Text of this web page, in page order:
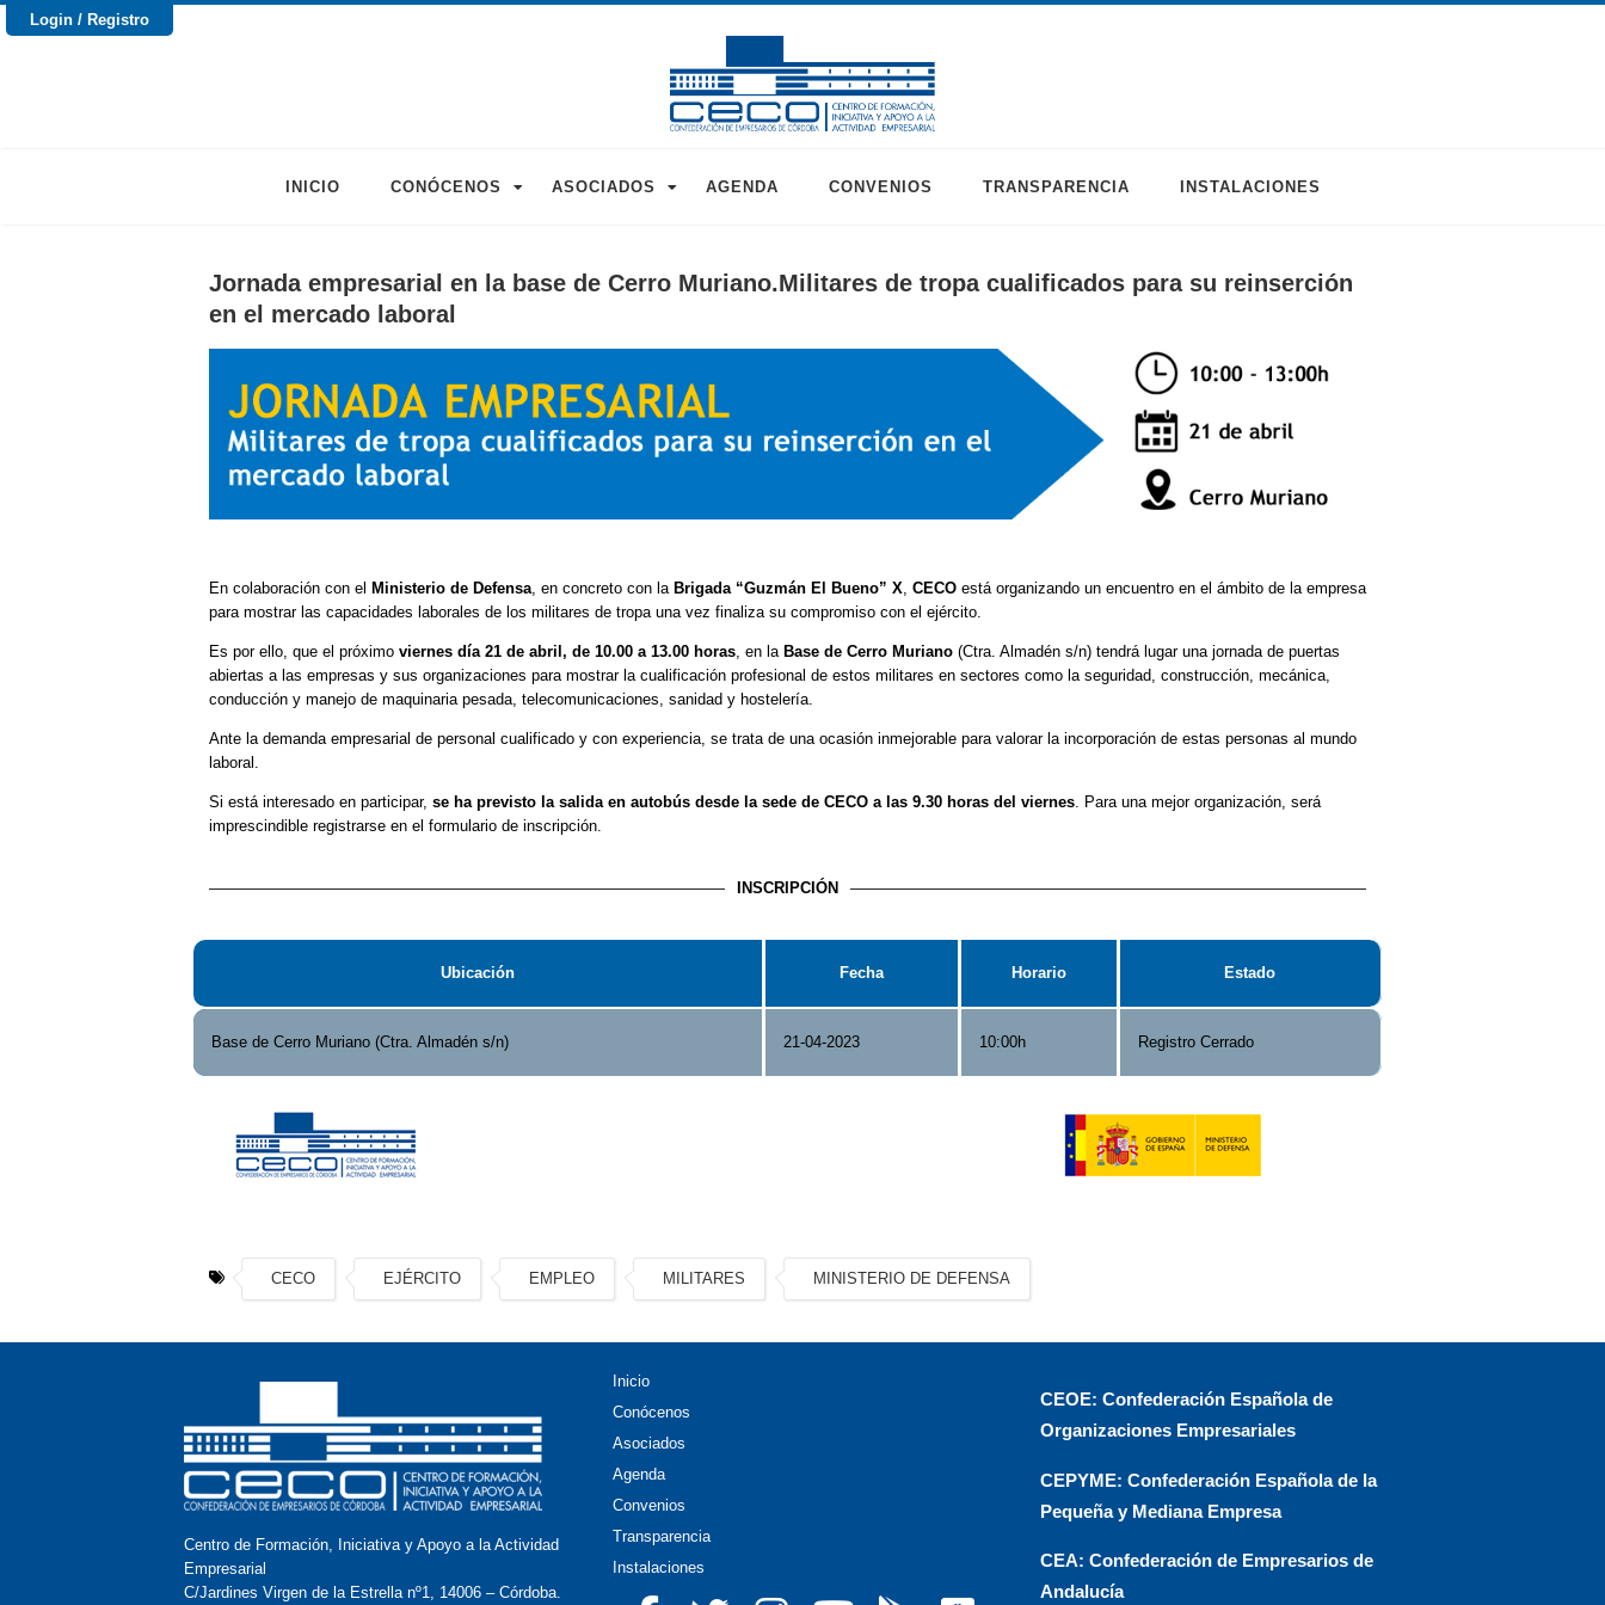
Login / Registro
INICIO CONÓCENOS ASOCIADOS AGENDA CONVENIOS TRANSPARENCIA INSTALACIONES
Jornada empresarial en la base de Cerro Muriano.Militares de tropa cualificados para su reinserción
en el mercado laboral
En colaboración con el Ministerio de Defensa, en concreto con laBrigada “Guzmán El Bueno” X, CECOestá organizando un encuentro en el ámbito de la empresa
para mostrar las capacidades laborales de los militares de tropa una vez finaliza su compromiso con el ejército.
Es por ello, que el próximo viernes día 21 de abril, de 10.00 a 13.00 horas, en la Base de Cerro Muriano(Ctra. Almadén s/n) tendrá lugar una jornada de puertas
abiertas a las empresas y sus organizaciones para mostrar la cualificación profesional de estos militares en sectores como la seguridad, construcción, mecánica,
conducción y manejo de maquinaria pesada, telecomunicaciones, sanidad y hostelería.
Ante la demanda empresarial de personal cualificado y con experiencia, se trata de una ocasión inmejorable para valorar la incorporación de estas personas al mundo
laboral.
Si está interesado en participar, se ha previsto la salida en autobús desde la sede de CECO a las 9.30 horas del viernes. Para una mejor organización, será
imprescindible registrarse en el formulario de inscripción.
INSCRIPCIÓN
Ubicación Fecha Horario Estado
Base de Cerro Muriano (Ctra. Almadén s/n) 21-04-2023 10:00h Registro Cerrado
CECO EJÉRCITO EMPLEO MILITARES MINISTERIO DE DEFENSA
Centro de Formación, Iniciativa y Apoyo a la Actividad
Empresarial
C/Jardines Virgen de la Estrella nº1, 14006 – Córdoba.
Inicio
Conócenos
Asociados
Agenda
Convenios
Transparencia
Instalaciones
CEOE: Confederación Española de
Organizaciones Empresariales
CEPYME: Confederación Española de la
Pequeña y Mediana Empresa
CEA: Confederación de Empresarios de
Andalucía